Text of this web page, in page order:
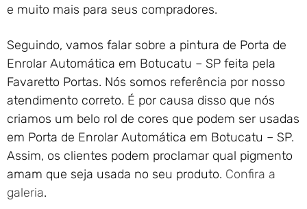
e muito mais para seus compradores.
Seguindo, vamos falar sobre a pintura de Porta de
Enrolar Automática em Botucatu – SP feita pela
Favaretto Portas. Nós somos referência por nosso
atendimento correto. É por causa disso que nós
criamos um belo rol de cores que podem ser usadas
em Porta de Enrolar Automática em Botucatu – SP.
Assim, os clientes podem proclamar qual pigmento
amam que seja usada no seu produto. Confira a
galeria.